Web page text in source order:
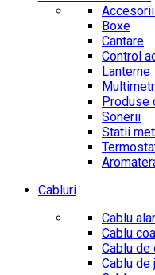
Boxe
Cantare
Control
Lanterne
Produse
Sonerii
Statii
Cabluri
Cablu
Cablu
Cablu de
Cablu de